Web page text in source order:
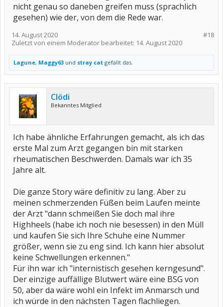
nicht genau so daneben greifen muss (sprachlich
gesehen) wie der, von dem die Rede war.
#18
14. August 2020
Zuletzt von einem Moderator bearbeitet: 14. August 2020
Lagune, Maggy63 und stray cat gefällt das.
Clödi
Bekanntes Mitglied
Ich habe ähnliche Erfahrungen gemacht, als ich das
erste Mal zum Arzt gegangen bin mit starken
rheumatischen Beschwerden. Damals war ich 35
Jahre alt.
Die ganze Story wäre definitiv zu lang. Aber zu
meinen schmerzenden Füßen beim Laufen meinte
der Arzt "dann schmeißen Sie doch mal ihre
Highheels (habe ich noch nie besessen) in den Müll
und kaufen Sie sich Ihre Schuhe eine Nummer
größer, wenn sie zu eng sind. Ich kann hier absolut
keine Schwellungen erkennen."
Für ihn war ich "internistisch gesehen kerngesund".
Der einzige auffällige Blutwert wäre eine BSG von
50, aber da wäre wohl ein Infekt im Anmarsch und
ich würde in den nächsten Tagen flachliegen.